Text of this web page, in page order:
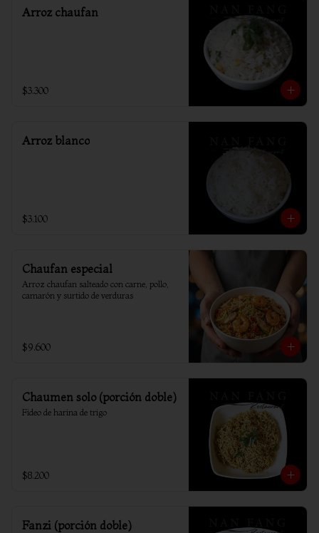
Arroz chaufan
$3.300
Arroz blanco
$3.100
Chaufan especial
Arroz chaufan salteado con carne, pollo,
camarón y surtido de verduras
$9.600
Chaumen solo (porción doble)
Fideo de harina de trigo
$8.200
Fanzi (porción doble)